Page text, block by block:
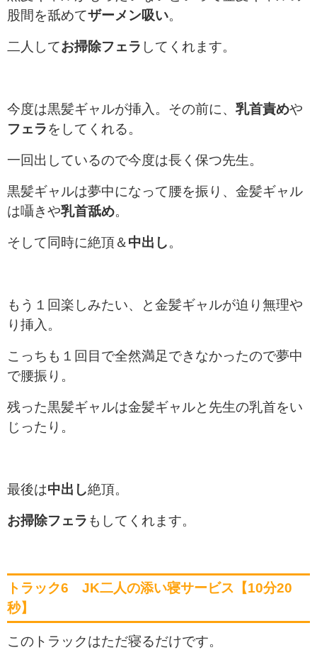
股間を舐めてザーメン吸い。
二人してお掃除フェラ してくれます。
今度は黒髪ギャルが挿入。その前に、 乳首責めや
フェラ をしてくれる。
一回出しているので今度は長く保つ先生。
黒髪ギャルは夢中になって腰を振り、金髪ギャル
は囁きや乳首舐め。
そして同時に絶頂＆ 中出し 。
もう１回楽しみたい、と金髪ギャルが迫り無理や
り挿入。
こっちも１回目で全然満足できなかったので夢中
で腰振り。
残った黒髪ギャルは金髪ギャルと先生の乳首をい
じったり。
最後は中出し絶頂。
お掃除フェラ もしてくれます。
トラック6 JK二人の添い寝サービス【10分20
秒】
このトラックはただ寝るだけです。